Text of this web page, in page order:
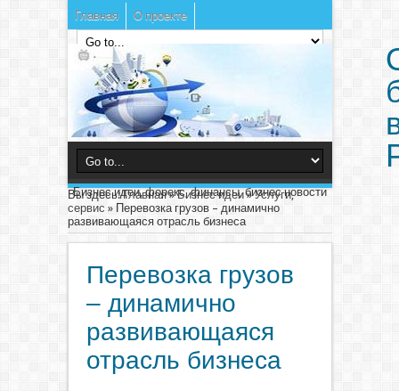
Главная О проекте
Бизнес идеи, форекс, финансы, бизнес новости
Вы здесь:Главная»Бизнес идеи»Услуги,
сервис » Перевозка грузов – динамично
развивающаяся отрасль бизнеса
Перевозка грузов
– динамично
развивающаяся
отрасль бизнеса